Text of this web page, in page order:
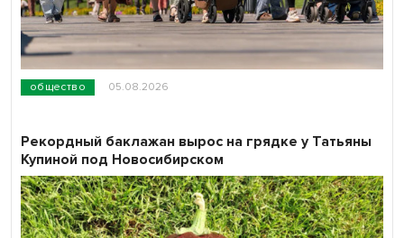
общество 05.08.2026
Рекордный баклажан вырос на грядке у Татьяны
Купиной под Новосибирском